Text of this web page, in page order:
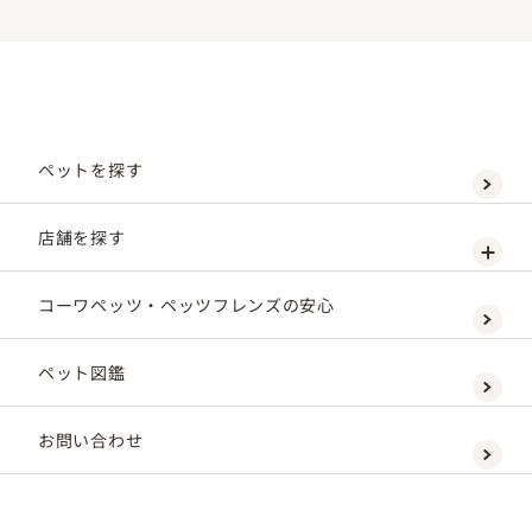
ペットを探す
店舗を探す
コーワペッツ・ペッツフレンズの安心
ペット図鑑
お問い合わせ